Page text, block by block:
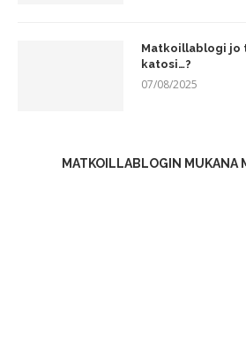
Matkoillablogi jo
katosi…?
07/08/2025
MATKOILLABLOGIN MUKANA